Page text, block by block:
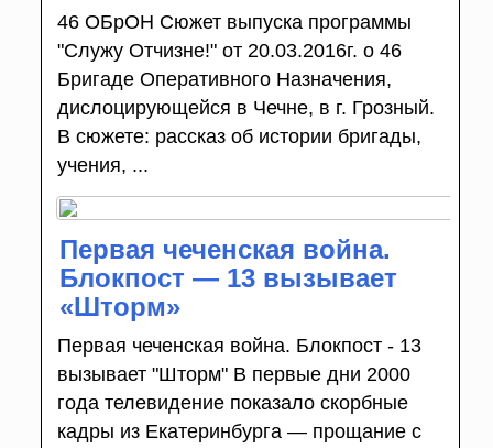
46 ОБрОН Сюжет выпуска программы
"Служу Отчизне!" от 20.03.2016г. о 46
Бригаде Оперативного Назначения,
дислоцирующейся в Чечне, в г. Грозный.
В сюжете: рассказ об истории бригады,
учения, ...
Первая чеченская война.
Блокпост — 13 вызывает
«Шторм»
Первая чеченская война. Блокпост - 13
вызывает "Шторм" В первые дни 2000
года телевидение показало скорбные
кадры из Екатеринбурга — прощание с